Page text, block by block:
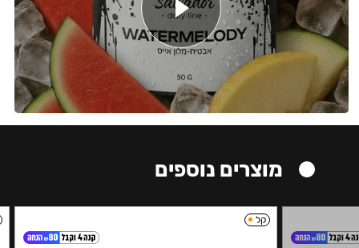
מוצרים נוספים
קל